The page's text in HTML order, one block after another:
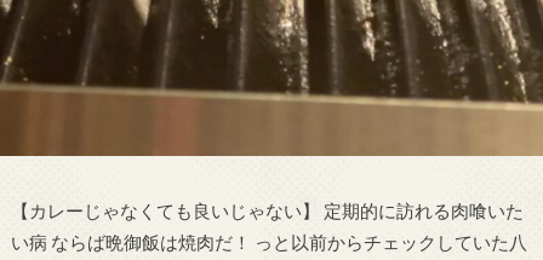
【カレーじゃなくても良いじゃない】 定期的に訪れる肉喰いた
い病 ならば晩御飯は焼肉だ！ っと以前からチェックしていた八